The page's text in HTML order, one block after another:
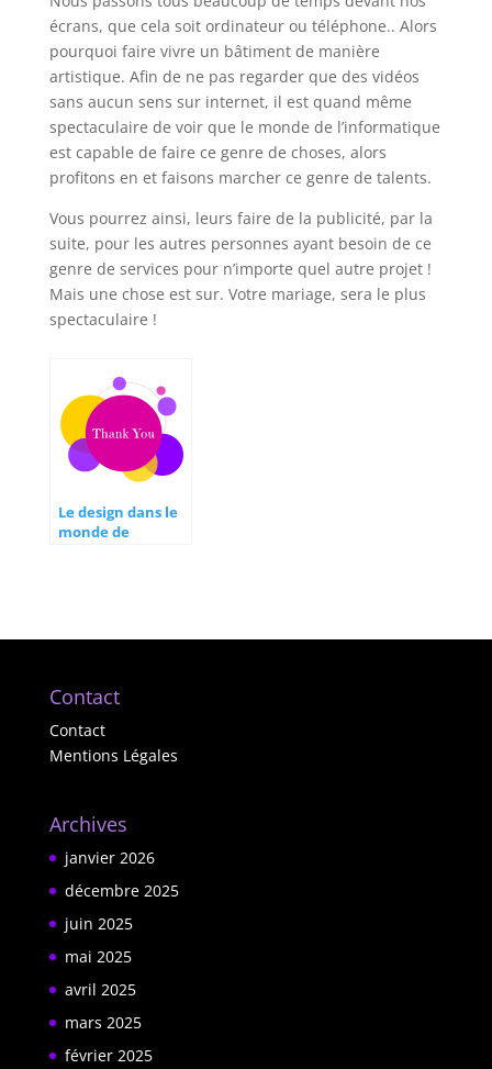
écrans, que cela soit ordinateur ou téléphone.. Alors
pourquoi faire vivre un bâtiment de manière
artistique. Afin de ne pas regarder que des vidéos
sans aucun sens sur internet, il est quand même
spectaculaire de voir que le monde de l’informatique
est capable de faire ce genre de choses, alors
profitons en et faisons marcher ce genre de talents.
Vous pourrez ainsi, leurs faire de la publicité, par la
suite, pour les autres personnes ayant besoin de ce
genre de services pour n’importe quel autre projet !
Mais une chose est sur. Votre mariage, sera le plus
spectaculaire !
Le design dans le
monde de
Contact
Contact
Mentions Légales
Archives
janvier 2026
décembre 2025
juin 2025
mai 2025
avril 2025
mars 2025
février 2025